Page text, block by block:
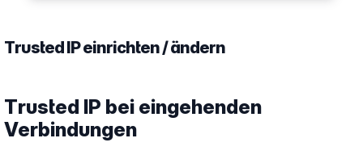
Trusted IP einrichten / ändern
Trusted IP bei eingehenden
Verbindungen